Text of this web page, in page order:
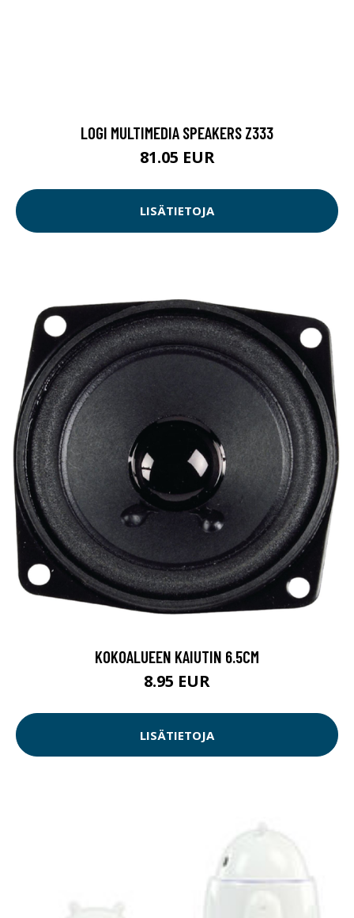
LOGI MULTIMEDIA SPEAKERS Z333
81.05 EUR
LISÄTIETOJA
KOKOALUEEN KAIUTIN 6.5CM
8.95 EUR
LISÄTIETOJA